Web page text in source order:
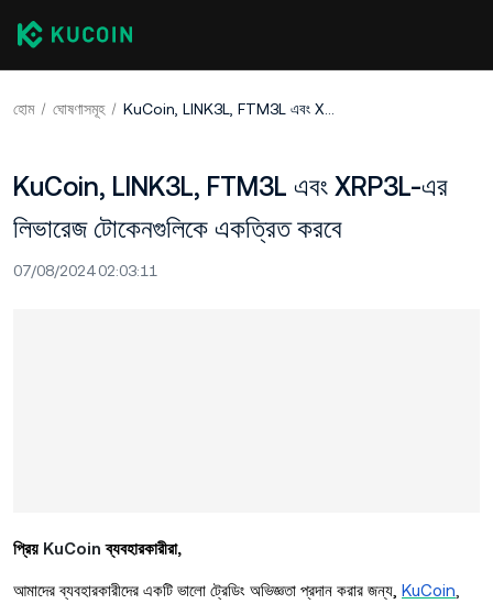
হোম ঘোষণাসমূহ KuCoin, LINK3L, FTM3L এবং XRP3L-এর লিভারেজ টোকেনগুলিকে একত্রিত করবে
KuCoin, LINK3L, FTM3L এবং XRP3L-এর
লিভারেজ টোকেনগুলিকে একত্রিত করবে
07/08/2024 02:03:11
প্রিয় KuCoin ব্যবহারকারীরা,
আমাদের ব্যবহারকারীদের একটি ভালো ট্রেডিং অভিজ্ঞতা প্রদান করার জন্য, KuCoin